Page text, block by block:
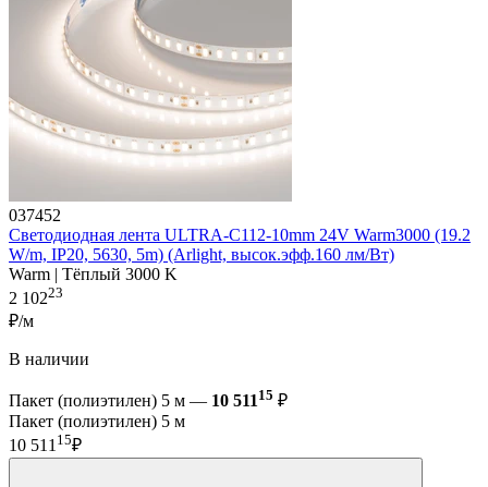
037452
Светодиодная лента ULTRA-C112-10mm 24V Warm3000 (19.2
W/m, IP20, 5630, 5m) (Arlight, высок.эфф.160 лм/Вт)
Warm | Тёплый 3000 K
2 10223
₽/м
В наличии
Пакет (полиэтилен) 5 м — 10 51115 ₽
Пакет (полиэтилен) 5 м
10 51115₽